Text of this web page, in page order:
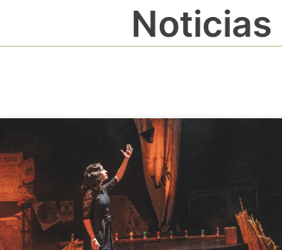
Noticias